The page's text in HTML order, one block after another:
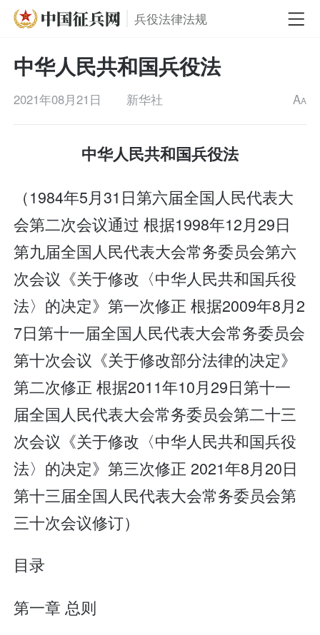
兵役法律法规
中华人民共和国兵役法
2021年08月21日 新华社 AA
中华人民共和国兵役法
（1984年5月31日第六届全国人民代表大
会第二次会议通过 根据1998年12月29日
第九届全国人民代表大会常务委员会第六
次会议《关于修改〈中华人民共和国兵役
法〉的决定》第一次修正 根据2009年8月2
7日第十一届全国人民代表大会常务委员会
第十次会议《关于修改部分法律的决定》
第二次修正 根据2011年10月29日第十一
届全国人民代表大会常务委员会第二十三
次会议《关于修改〈中华人民共和国兵役
法〉的决定》第三次修正 2021年8月20日
第十三届全国人民代表大会常务委员会第
三十次会议修订）
目录
第一章 总则